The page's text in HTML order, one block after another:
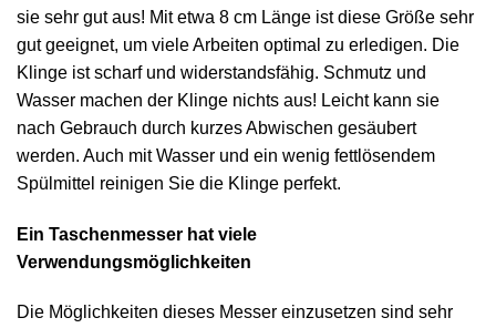
sie sehr gut aus! Mit etwa 8 cm Länge ist diese Größe sehr
gut geeignet, um viele Arbeiten optimal zu erledigen. Die
Klinge ist scharf und widerstandsfähig. Schmutz und
Wasser machen der Klinge nichts aus! Leicht kann sie
nach Gebrauch durch kurzes Abwischen gesäubert
werden. Auch mit Wasser und ein wenig fettlösendem
Spülmittel reinigen Sie die Klinge perfekt.
Ein Taschenmesser hat viele
Verwendungsmöglichkeiten
Die Möglichkeiten dieses Messer einzusetzen sind sehr